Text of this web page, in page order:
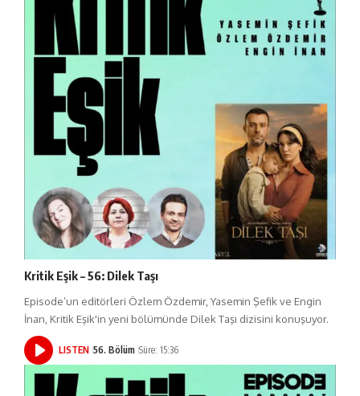
Kritik Eşik – 56: Dilek Taşı
Episode’un editörleri Özlem Özdemir, Yasemin Şefik ve Engin
İnan, Kritik Eşik'in yeni bölümünde Dilek Taşı dizisini konuşuyor.
LISTEN 56. Bölüm Süre: 15:36